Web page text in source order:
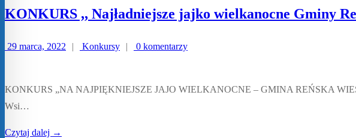
KONKURS ,, Najładniejsze jajko wielkanocne Gminy
29 marca, 2022 | Konkursy | 0 komentarzy
KONKURS „NA NAJPIĘKNIEJSZE JAJO WIELKANOCNE – GMINA REŃSKA
Wsi…
Czytaj dalej →